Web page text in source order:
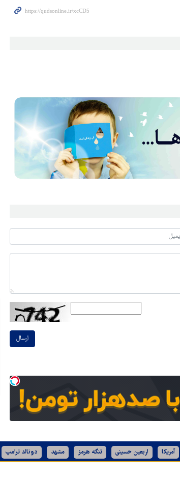
ارسال
آمریکا اربعین حسینی تنگه هرمز مشهد دونالد ترامپ